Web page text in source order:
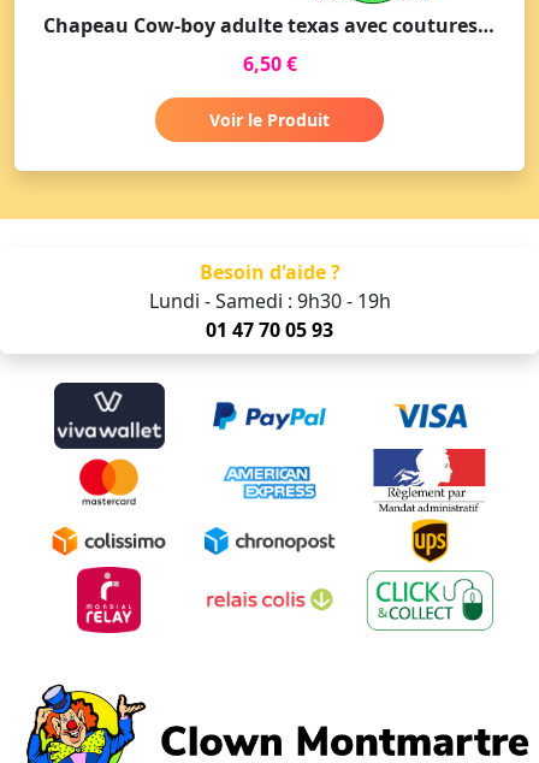
Chapeau Cow-boy adulte texas avec coutures marron foncé
6,50 €
Voir le Produit
Besoin d'aide ?
Lundi - Samedi : 9h30 - 19h
01 47 70 05 93